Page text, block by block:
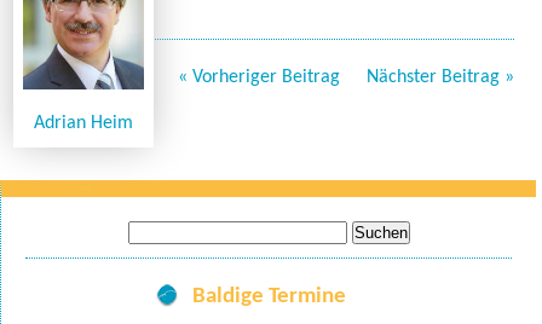
Adrian Heim
« Vorheriger Beitrag Nächster Beitrag »
nach:
Baldige Termine